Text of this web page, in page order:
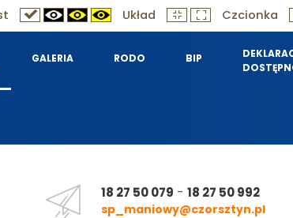
Układ Czcionka
GALERIA RODO BIP
18 27 50 079 - 18 27 50 992
sp_maniowy@czorsztyn.pl